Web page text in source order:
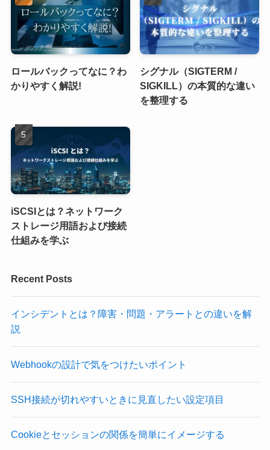
ロールバックってなに？わ
かりやすく解説!
シグナル（SIGTERM /
SIGKILL）の本質的な違い
を整理する
iSCSIとは？ネットワーク
ストレージ用語および接続
仕組みを学ぶ
Recent Posts
インシデントとは？障害・問題・アラートとの違いを解
説
Webhookの設計で気をつけたいポイント
SSH接続が切れやすいときに見直したい設定項目
Cookieとセッションの関係を簡単にイメージする